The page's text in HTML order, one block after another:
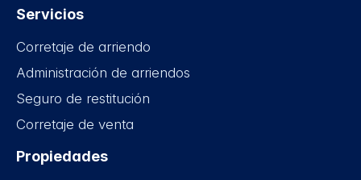
Servicios
Corretaje de arriendo
Administración de arriendos
Seguro de restitución
Corretaje de venta
Propiedades